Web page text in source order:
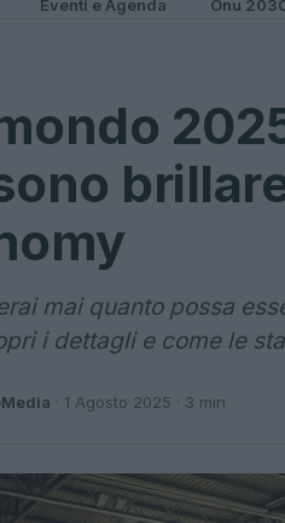
Eventi e Agenda Onu
mai quanto possa
i dettagli e come le
· 1 Agosto 2025 · 3 min